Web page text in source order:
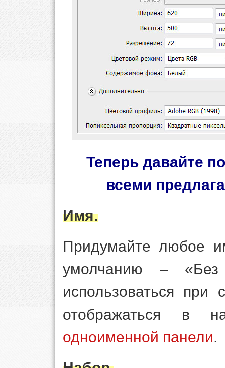
Теперь давайте
всеми
Имя.
Придумайте любое
умолчанию –
использоваться
отображаться в
одноименной панели.